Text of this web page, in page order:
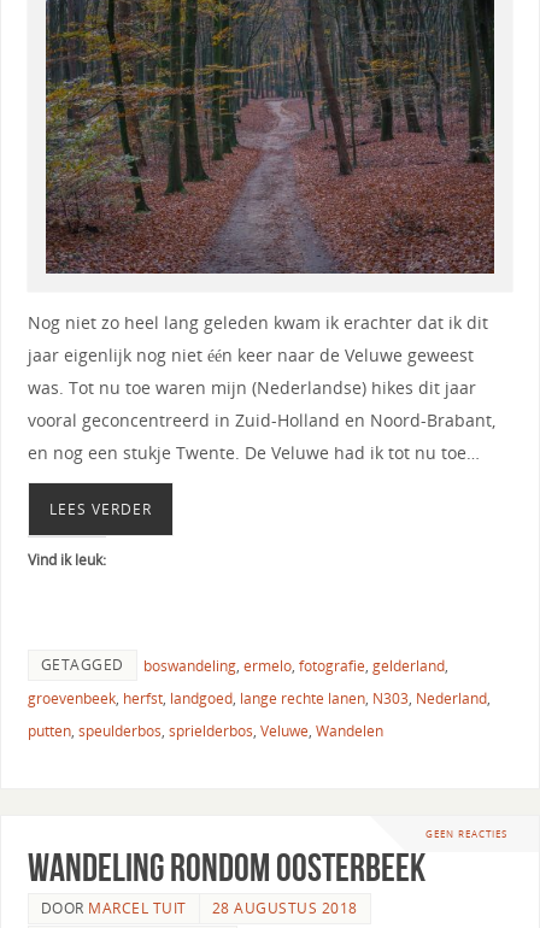
Nog niet zo heel lang geleden kwam ik erachter dat ik dit
jaar eigenlijk nog niet één keer naar de Veluwe geweest
was. Tot nu toe waren mijn (Nederlandse) hikes dit jaar
vooral geconcentreerd in Zuid-Holland en Noord-Brabant,
en nog een stukje Twente. De Veluwe had ik tot nu toe…
LEES VERDER
Vind ik leuk:
GETAGGED boswandeling, ermelo, fotografie, gelderland,
groevenbeek, herfst, landgoed, lange rechte lanen, N303, Nederland,
putten, speulderbos, sprielderbos, Veluwe, Wandelen
GEEN REACTIES
Wandeling rondom Oosterbeek
DOOR MARCEL TUIT
28 AUGUSTUS 2018